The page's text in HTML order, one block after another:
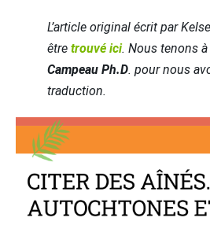
L’article original écrit par
être trouvé ici. Nous tenons
Campeau Ph.D. pour nous
traduction.